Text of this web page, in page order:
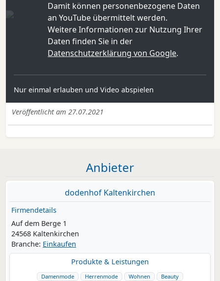
Damit können personenbezogene Daten
an YouTube übermittelt werden.
Weitere Informationen zur Nutzung Ihrer
Daten finden Sie in der
Datenschutzerklärung von Google.
Nur einmal erlauben und Video abspielen
Veröffentlicht am 27.07.2021
Anbieter
dodenhof Kaltenkirchen
Firmendetails
Auf dem Berge 1
24568 Kaltenkirchen
Branche: Einkaufen
Produkte & Leistungen
Damenmode Herrenmode Wohnen
Beauty